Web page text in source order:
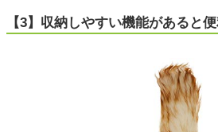
【3】収納しやすい機能があると便